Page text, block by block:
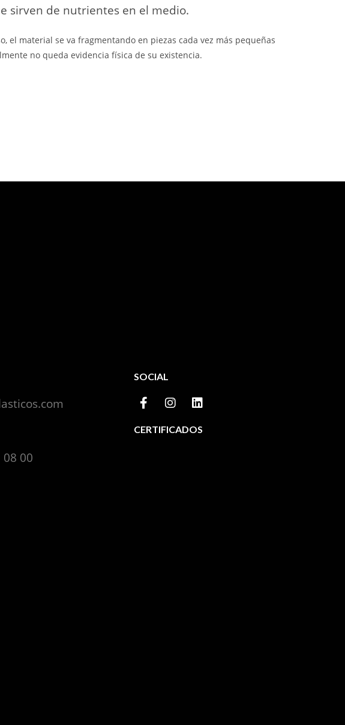
sirven de nutrientes en el medio.
el material se va fragmentando en piezas cada vez más pequeñas
no queda evidencia física de su existencia.
08 00
SOCIAL
CERTIFICADOS